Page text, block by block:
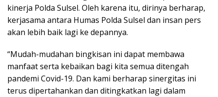
kinerja Polda Sulsel. Oleh karena itu, dirinya berharap,
kerjasama antara Humas Polda Sulsel dan insan pers
akan lebih baik lagi ke depannya.
“Mudah-mudahan bingkisan ini dapat membawa
manfaat serta kebaikan bagi kita semua ditengah
pandemi Covid-19. Dan kami berharap sinergitas ini
terus dipertahankan dan ditingkatkan lagi dalam